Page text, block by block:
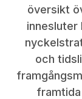
översikt
innesluter
och